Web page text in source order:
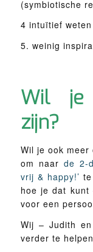
(symbiotische
4 intuïtief
5. weinig
Wil je
zijn?
Wil je ook meer
om naarde 2-
vrij & happy!’
hoe je dat kunt
voor een
Wij – Judith
verder te